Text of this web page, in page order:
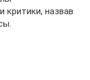
критики, назвав